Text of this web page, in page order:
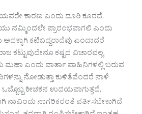
ಕಾರಣ ಎಂದು ದೂರಿ ಕೂರದೆ,
ನಮ್ಮಿಂದಲೇ ಪ್ರಾರಂಭವಾಗಲಿ ಎಂದು
ಕಟಿಬದ್ದರಾದೆವು ಎಂದಾದರೆ
ಕಟ್ಟುವುದೇನೂ ಕಷ್ಟದ ವಿಚಾರವಲ್ಲ.
ಮಹಾ ಎಂದು ವಾರ್ತಾ ವಾಹಿನಿಗಳಲ್ಲಿ ಬರುವ
ನೋಡುತ್ತಾ ಕುಳಿತೆವೆಂದರೆ ನಾಳೆ
ಕೀಚಕನ ಉದಯವಾಗುತ್ತದೆ,
ನಾವಿಂದು ನಾಗರಿಕರಂತೆ ವರ್ತಿಸಬೇಕಾಗಿದೆ